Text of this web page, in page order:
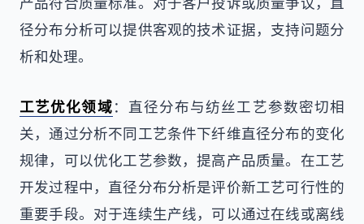
径分布分析可以提供客观的技术证据，支持问题分
析和处理。
工艺优化领域：直径分布与纺丝工艺参数密切相
关，通过分析不同工艺条件下纤维直径分布的变化
规律，可以优化工艺参数，提高产品质量。在工艺
开发过程中，直径分布分析是评价新工艺可行性的
重要手段。对于连续生产线，可以通过在线或离线